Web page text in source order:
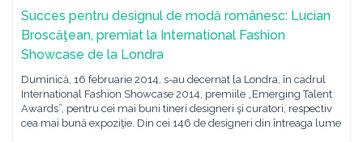
Succes pentru designul de modă românesc: Lucian
Broscăţean, premiat la International Fashion
Showcase de la Londra
Duminică, 16 februarie 2014, s-au decernat la Londra, în cadrul
International Fashion Showcase 2014, premiile „Emerging Talent
Awards”, pentru cei mai buni tineri designeri şi curatori, respectiv
cea mai bună expoziţie. Din cei 146 de designeri din întreaga lume